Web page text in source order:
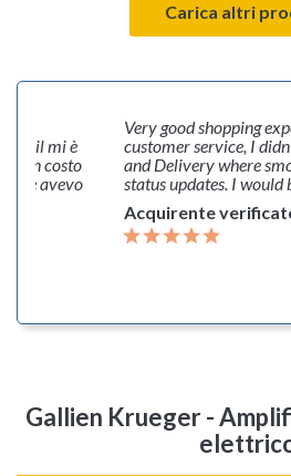
Carica altri
mail mi è
un costo
che avevo
Very good shopping
customer service, I
and Delivery where
status updates. I would
Acquirente
Gallien Krueger -